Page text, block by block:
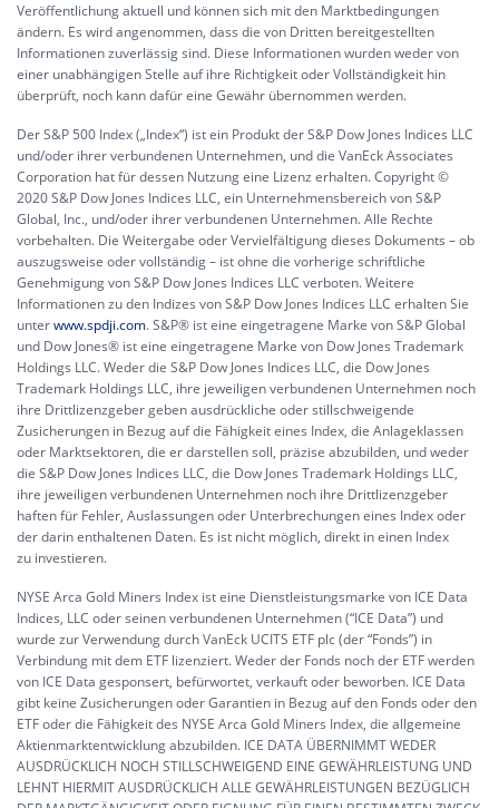
Veröffentlichung aktuell und können sich mit den Marktbedingungen
ändern. Es wird angenommen, dass die von Dritten bereitgestellten
Informationen zuverlässig sind. Diese Informationen wurden weder von
einer unabhängigen Stelle auf ihre Richtigkeit oder Vollständigkeit hin
überprüft, noch kann dafür eine Gewähr übernommen werden.
Der S&P 500 Index („Index“) ist ein Produkt der S&P Dow Jones Indices LLC
und/oder ihrer verbundenen Unternehmen, und die VanEck Associates
Corporation hat für dessen Nutzung eine Lizenz erhalten. Copyright ©
2020 S&P Dow Jones Indices LLC, ein Unternehmensbereich von S&P
Global, Inc., und/oder ihrer verbundenen Unternehmen. Alle Rechte
vorbehalten. Die Weitergabe oder Vervielfältigung dieses Dokuments – ob
auszugsweise oder vollständig – ist ohne die vorherige schriftliche
Genehmigung von S&P Dow Jones Indices LLC verboten. Weitere
Informationen zu den Indizes von S&P Dow Jones Indices LLC erhalten Sie
unterwww.spdji.com. S&P® ist eine eingetragene Marke von S&P Global
und Dow Jones® ist eine eingetragene Marke von Dow Jones Trademark
Holdings LLC. Weder die S&P Dow Jones Indices LLC, die Dow Jones
Trademark Holdings LLC, ihre jeweiligen verbundenen Unternehmen noch
ihre Drittlizenzgeber geben ausdrückliche oder stillschweigende
Zusicherungen in Bezug auf die Fähigkeit eines Index, die Anlageklassen
oder Marktsektoren, die er darstellen soll, präzise abzubilden, und weder
die S&P Dow Jones Indices LLC, die Dow Jones Trademark Holdings LLC,
ihre jeweiligen verbundenen Unternehmen noch ihre Drittlizenzgeber
haften für Fehler, Auslassungen oder Unterbrechungen eines Index oder
der darin enthaltenen Daten. Es ist nicht möglich, direkt in einen Index
zu investieren.
NYSE Arca Gold Miners Index ist eine Dienstleistungsmarke von ICE Data
Indices, LLC oder seinen verbundenen Unternehmen (“ICE Data”) und
wurde zur Verwendung durch VanEck UCITS ETF plc (der “Fonds”) in
Verbindung mit dem ETF lizenziert. Weder der Fonds noch der ETF werden
von ICE Data gesponsert, befürwortet, verkauft oder beworben. ICE Data
gibt keine Zusicherungen oder Garantien in Bezug auf den Fonds oder den
ETF oder die Fähigkeit des NYSE Arca Gold Miners Index, die allgemeine
Aktienmarktentwicklung abzubilden. ICE DATA ÜBERNIMMT WEDER
AUSDRÜCKLICH NOCH STILLSCHWEIGEND EINE GEWÄHRLEISTUNG UND
LEHNT HIERMIT AUSDRÜCKLICH ALLE GEWÄHRLEISTUNGEN BEZÜGLICH